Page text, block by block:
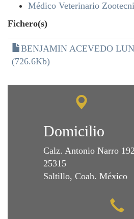
Médico Veterinario
Fichero(s)
BENJAMIN ACEVEDO
(726.6Kb)
Domicilio
Calz. Antonio Narro
25315
Saltillo, Coah. México